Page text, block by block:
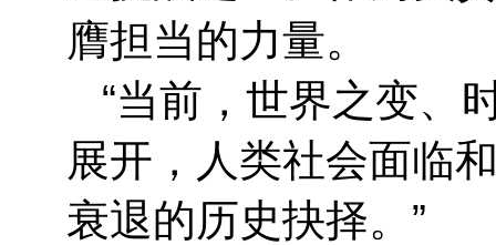
膺担当的力量。
“当前，世界之变、
展开，人类社会面临
衰退的历史抉择。”